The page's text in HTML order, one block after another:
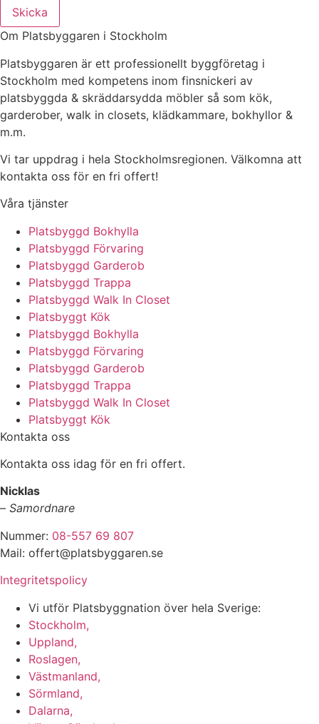
Skicka
Om Platsbyggaren i Stockholm
Platsbyggaren är ett professionellt byggföretag i
Stockholm med kompetens inom finsnickeri av
platsbyggda & skräddarsydda möbler så som kök,
garderober, walk in closets, klädkammare, bokhyllor &
m.m.
Vi tar uppdrag i hela Stockholmsregionen. Välkomna att
kontakta oss för en fri offert!
Våra tjänster
Platsbyggd Bokhylla
Platsbyggd Förvaring
Platsbyggd Garderob
Platsbyggd Trappa
Platsbyggd Walk In Closet
Platsbyggt Kök
Platsbyggd Bokhylla
Platsbyggd Förvaring
Platsbyggd Garderob
Platsbyggd Trappa
Platsbyggd Walk In Closet
Platsbyggt Kök
Kontakta oss
Kontakta oss idag för en fri offert.
Nicklas
– Samordnare
Nummer: 08-557 69 807
Mail: offert@platsbyggaren.se
Integritetspolicy
Vi utför Platsbyggnation över hela Sverige:
Stockholm,
Uppland,
Roslagen,
Västmanland,
Sörmland,
Dalarna,